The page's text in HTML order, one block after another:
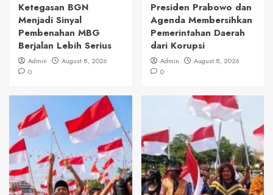
Ketegasan BGN
Menjadi Sinyal
Pembenahan MBG
Berjalan Lebih Serius
Admin
August 8, 2026
0
Presiden Prabowo dan
Agenda Membersihkan
Pemerintahan Daerah
dari Korupsi
Admin
August 8, 2026
0